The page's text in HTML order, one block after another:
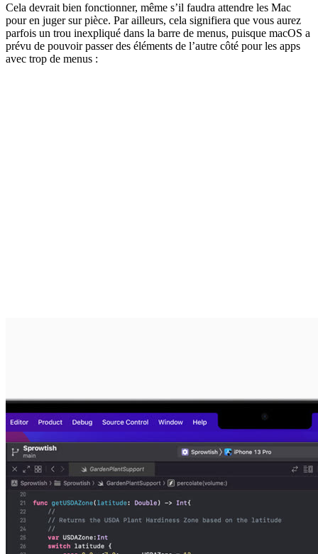
Cela devrait bien fonctionner, même s’il faudra attendre les Mac
pour en juger sur pièce. Par ailleurs, cela signifiera que vous aurez
parfois un trou inexpliqué dans la barre de menus, puisque macOS a
prévu de pouvoir passer des éléments de l’autre côté pour les apps
avec trop de menus :